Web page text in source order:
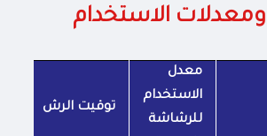
الاستخدام
معدل
الاستخدام
للرشاشة
توقيت الرش